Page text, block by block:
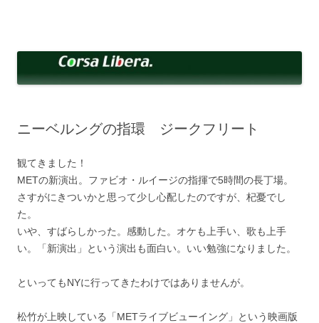
へ
ッ
ニーベルングの指環 ジークフリート
観てきました！
METの新演出。ファビオ・ルイージの指揮で5時間の長丁場。
さすがにきついかと思って少し心配したのですが、杞憂でし
た。
いや、すばらしかった。感動した。オケも上手い、歌も上手
い。「新演出」という演出も面白い。いい勉強になりました。
といってもNYに行ってきたわけではありませんが。
松竹が上映している「METライブビューイング」という映画版